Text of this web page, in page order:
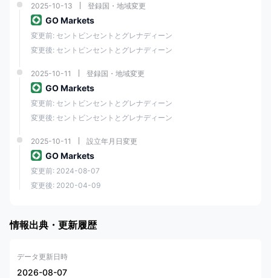
GO MARKETS顧客サポート
GO MARKETS他の面でも素晴らしい賞を受賞したことに加え、顧客サー
ビスが第 1 位と評価されました。成功したブローカーは質の高いサービ
スの必要性を認識していましたが、もちろん、誰もがそれを利用できる
14 以上の言語をカバーし、 GO MARKETSこの点でも優れているため、
カスタマー サポートからの関連性の高い迅速な回答を期待できます。
GO MARKETS 。ブローカーチームは24時間体制で対応しており、オー
線を通じてアクセスできる国際言語をサポートしています。また、この
んが、24 時間 365 日のクライアント サポートは高く評価されていま
す。
GO MARKETS教育
そしてもちろん、初心者トレーダーは取引の機会を模索する際に常に大
教育プログラムとその GO MARKETSアカデミーは、あらゆるレベルの
トレーダーによって定義され、無料で使用できる、数多くの受賞歴を誇
それで GO MARKETSアカデミーと教育センターでは、外国為替取引学
習コース、ビデオチュートリアル、チュートリアル、さまざまな言語で
2025-10-13 登録国・地域変更
GO Markets
変更前: セントビンセントとグレナディーン
変更後: セントビンセントとグレナディーン
2025-10-11 登録国・地域変更
GO Markets
変更前: セントビンセントとグレナディーン
変更後: セントビンセントとグレナディーン
2025-10-11 設立年月日変更
GO Markets
変更前: 2024-08-07
変更後: 2020-04-09
情報出典・更新履歴
データ更新日時
2026-08-07